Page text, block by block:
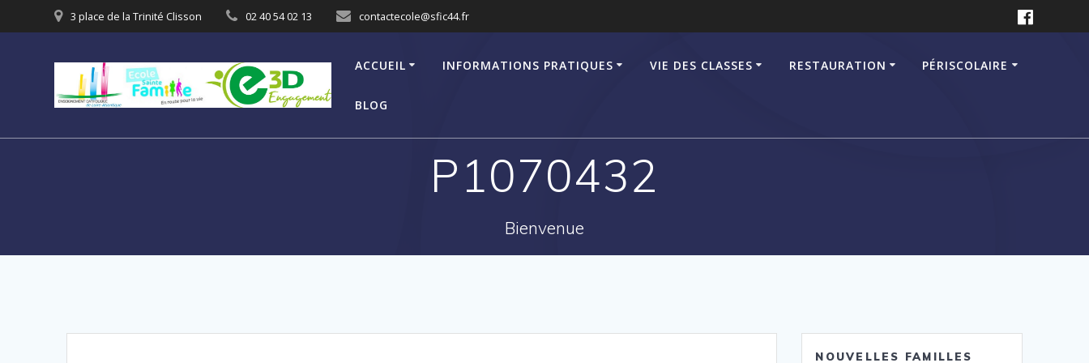
3 place de la Trinité Clisson 02 40 54 02 13 contactecole@sfic44.fr
ACCUEIL INFORMATIONS PRATIQUES VIE DES CLASSES RESTAURATION PÉRISCOLAIRE
BLOG
P1070432
Bienvenue
NOUVELLES FAMILLES